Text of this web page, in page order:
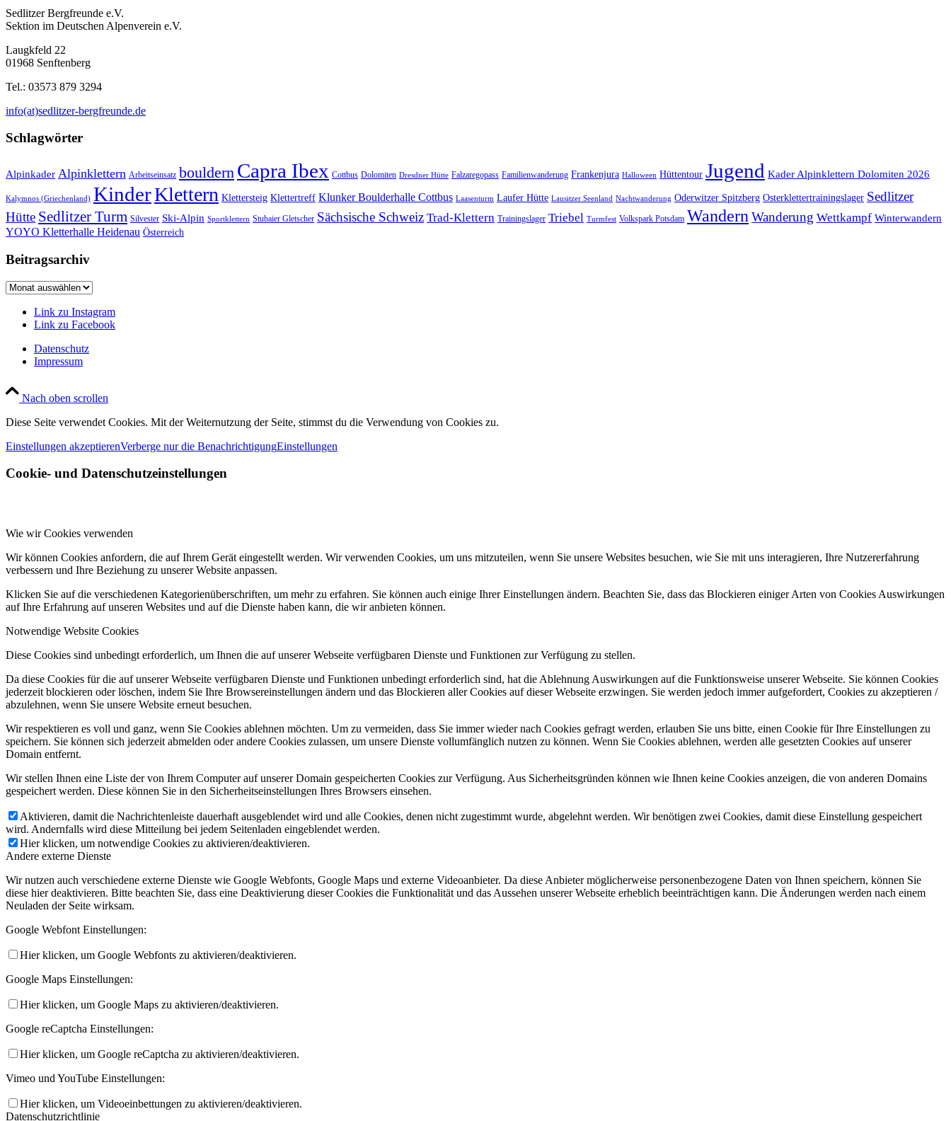
Sedlitzer Bergfreunde e.V.
Sektion im Deutschen Alpenverein e.V.
Laugkfeld 22
01968 Senftenberg
Tel.: 03573 879 3294
info(at)sedlitzer-bergfreunde.de
Schlagwörter
Alpinkader Alpinklettern Arbeitseinsatz bouldern Capra Ibex Cottbus Dolomiten Dresdner Hütte Falzaregopass Familienwanderung Frankenjura Halloween Hüttentour Jugend Kader Alpinklettern Dolomiten 2026
Kalymnos (Griechenland) KinderKlettern Klettersteig Klettertreff Klunker Boulderhalle Cottbus Laasenturm Laufer Hütte Lausitzer Seenland Nachtwanderung Oderwitzer Spitzberg Osterklettertrainingslager Sedlitzer
Hütte Sedlitzer Turm Silvester Ski-Alpin Sportklettern Stubaier Gletscher Sächsische Schweiz Trad-Klettern Trainingslager Triebel Turmfest Volkspark Potsdam Wandern Wanderung Wettkampf Winterwandern
YOYO Kletterhalle Heidenau Österreich
Beitragsarchiv
Beitragsarchiv
Link zu Instagram
Link zu Facebook
Datenschutz
Impressum
Nach oben scrollen
Diese Seite verwendet Cookies. Mit der Weiternutzung der Seite, stimmst du die Verwendung von Cookies zu.
Einstellungen akzeptierenVerberge nur die BenachrichtigungEinstellungen
Cookie- und Datenschutzeinstellungen
Wie wir Cookies verwenden
Wir können Cookies anfordern, die auf Ihrem Gerät eingestellt werden. Wir verwenden Cookies, um uns mitzuteilen, wenn Sie unsere Websites besuchen, wie Sie mit uns interagieren, Ihre Nutzererfahrung
verbessern und Ihre Beziehung zu unserer Website anpassen.
Klicken Sie auf die verschiedenen Kategorienüberschriften, um mehr zu erfahren. Sie können auch einige Ihrer Einstellungen ändern. Beachten Sie, dass das Blockieren einiger Arten von Cookies Auswirkungen
auf Ihre Erfahrung auf unseren Websites und auf die Dienste haben kann, die wir anbieten können.
Notwendige Website Cookies
Diese Cookies sind unbedingt erforderlich, um Ihnen die auf unserer Webseite verfügbaren Dienste und Funktionen zur Verfügung zu stellen.
Da diese Cookies für die auf unserer Webseite verfügbaren Dienste und Funktionen unbedingt erforderlich sind, hat die Ablehnung Auswirkungen auf die Funktionsweise unserer Webseite. Sie können Cookies
jederzeit blockieren oder löschen, indem Sie Ihre Browsereinstellungen ändern und das Blockieren aller Cookies auf dieser Webseite erzwingen. Sie werden jedoch immer aufgefordert, Cookies zu akzeptieren /
abzulehnen, wenn Sie unsere Website erneut besuchen.
Wir respektieren es voll und ganz, wenn Sie Cookies ablehnen möchten. Um zu vermeiden, dass Sie immer wieder nach Cookies gefragt werden, erlauben Sie uns bitte, einen Cookie für Ihre Einstellungen zu
speichern. Sie können sich jederzeit abmelden oder andere Cookies zulassen, um unsere Dienste vollumfänglich nutzen zu können. Wenn Sie Cookies ablehnen, werden alle gesetzten Cookies auf unserer
Domain entfernt.
Wir stellen Ihnen eine Liste der von Ihrem Computer auf unserer Domain gespeicherten Cookies zur Verfügung. Aus Sicherheitsgründen können wie Ihnen keine Cookies anzeigen, die von anderen Domains
gespeichert werden. Diese können Sie in den Sicherheitseinstellungen Ihres Browsers einsehen.
Aktivieren, damit die Nachrichtenleiste dauerhaft ausgeblendet wird und alle Cookies, denen nicht zugestimmt wurde, abgelehnt werden. Wir benötigen zwei Cookies, damit diese Einstellung gespeichert
wird. Andernfalls wird diese Mitteilung bei jedem Seitenladen eingeblendet werden.
Hier klicken, um notwendige Cookies zu aktivieren/deaktivieren.
Andere externe Dienste
Wir nutzen auch verschiedene externe Dienste wie Google Webfonts, Google Maps und externe Videoanbieter. Da diese Anbieter möglicherweise personenbezogene Daten von Ihnen speichern, können Sie
diese hier deaktivieren. Bitte beachten Sie, dass eine Deaktivierung dieser Cookies die Funktionalität und das Aussehen unserer Webseite erheblich beeinträchtigen kann. Die Änderungen werden nach einem
Neuladen der Seite wirksam.
Google Webfont Einstellungen:
Hier klicken, um Google Webfonts zu aktivieren/deaktivieren.
Google Maps Einstellungen:
Hier klicken, um Google Maps zu aktivieren/deaktivieren.
Google reCaptcha Einstellungen:
Hier klicken, um Google reCaptcha zu aktivieren/deaktivieren.
Vimeo und YouTube Einstellungen:
Hier klicken, um Videoeinbettungen zu aktivieren/deaktivieren.
Datenschutzrichtlinie